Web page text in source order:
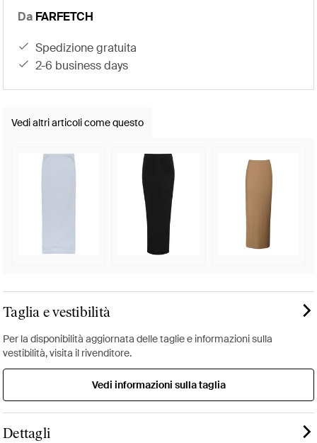
Da FARFETCH
spedizione gratuita
2-6 business days
Vedi altri articoli come questo
Taglia e vestibilità
Per la disponibilità aggiornata delle taglie e informazioni sulla
vestibilità, visita il rivenditore.
Vedi informazioni sulla taglia
Dettagli